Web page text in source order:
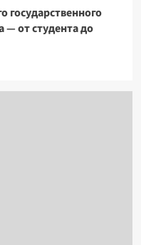
государственного
— от студента до